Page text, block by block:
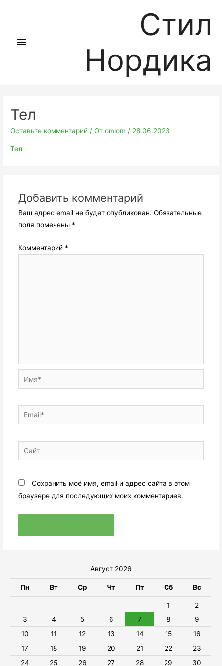
Стил
Нордика
Тел
Оставьте комментарий / От omlom/ 28.06.2023
Тел
Добавить комментарий
Ваш адрес email не будет опубликован. Обязательные
поля помечены *
Комментарий *
Сохранить моё имя, email и адрес сайта в этом
браузере для последующих моих комментариев.
Август 2026
Пн Вт Ср Чт Пт Сб Вс
1
2
3
4 5 6 7 8
9
10
11 12 13 14 15
16
17
18 19 20 21 22
23
24
25 26 27 28 29 30